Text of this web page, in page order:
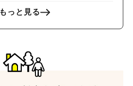
もっと見る